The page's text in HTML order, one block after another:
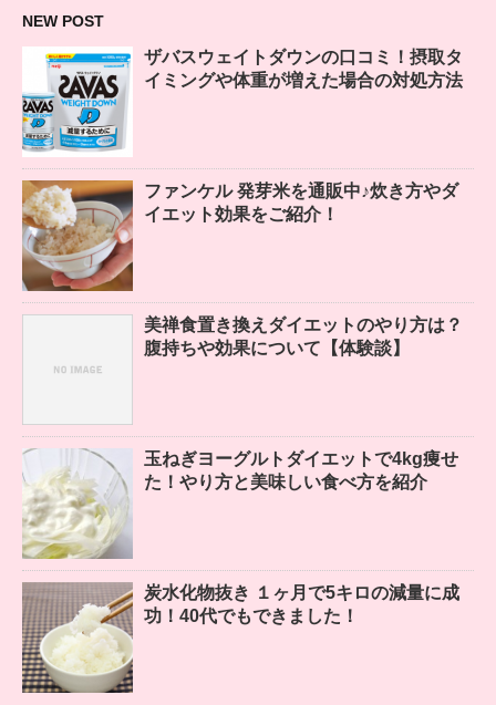
NEW POST
ザバスウェイトダウンの口コミ！摂取タ
イミングや体重が増えた場合の対処方法
ファンケル 発芽米を通販中♪炊き方やダ
イエット効果をご紹介！
美禅食置き換えダイエットのやり方は？
腹持ちや効果について【体験談】
玉ねぎヨーグルトダイエットで4kg痩せ
た！やり方と美味しい食べ方を紹介
炭水化物抜き １ヶ月で5キロの減量に成
功！40代でもできました！